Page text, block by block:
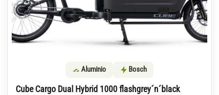
Aluminio Bosch
Cube Cargo Dual Hybrid 1000 flashgrey´n´black